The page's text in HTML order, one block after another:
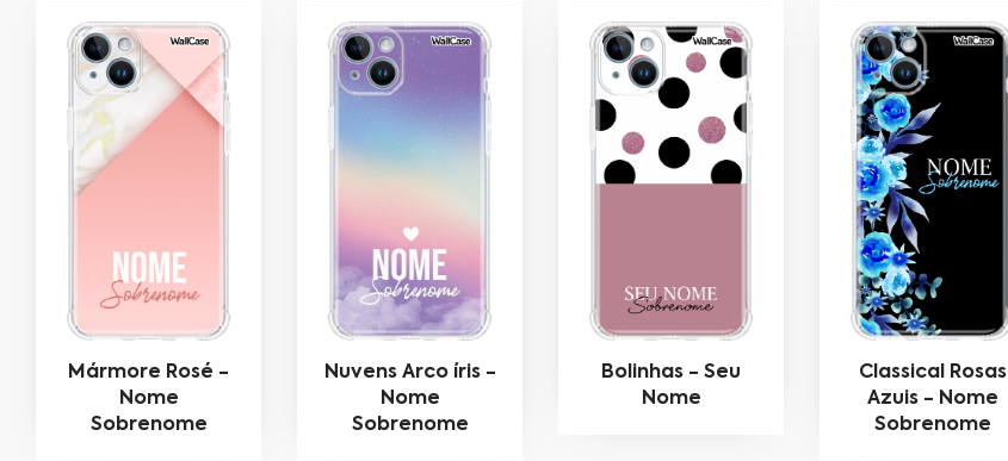
Mármore Rosé -
Nome
Sobrenome
Nuvens Arco íris -
Nome
Sobrenome
Bolinhas - Seu
Nome
Classical Rosas
Azuis - Nome
Sobrenome